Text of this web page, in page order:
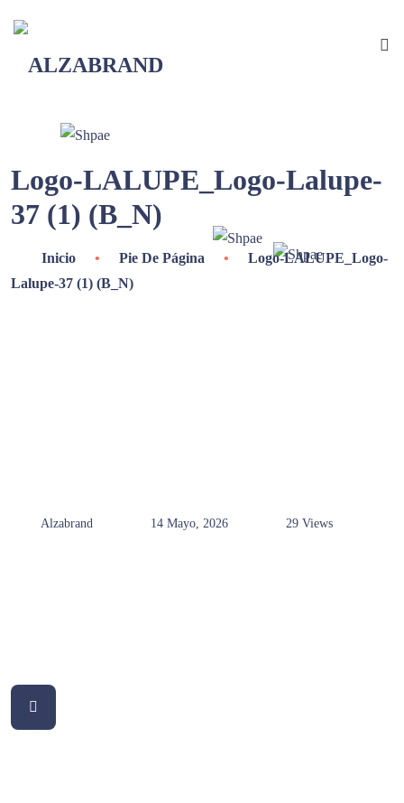
Logo-LALUPE_Logo-Lalupe-
37 (1) (B_N)
Inicio • Pie De Página •
Logo-LALUPE_Logo-
Lalupe-37 (1) (B_N)
Alzabrand 14 Mayo, 2026 29 Views